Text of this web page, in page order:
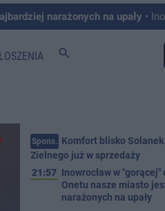
narażonych na upały • Inowrocław znalazł się na 4. miejscu
search
Spons. Komfort blisko
Zielnego już w sprzedaży
21:57 Inowrocław w "gorącej"
Onetu nasze miasto
narażonych na upały